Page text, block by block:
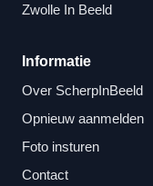
Zwolle In Beeld
Informatie
Over ScherpInBeeld
Opnieuw aanmelden
Foto insturen
Contact